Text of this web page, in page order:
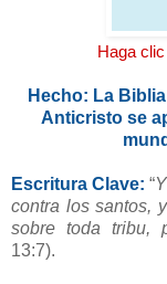
Haga
Hecho: La
Anticristo se
Escritura Clave: “
contra los santos,
sobre toda tribu,
13:7).